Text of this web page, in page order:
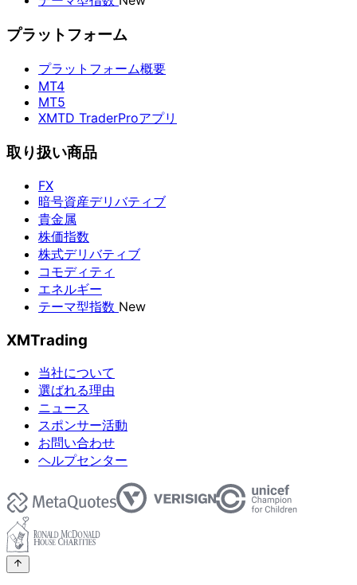
プラットフォーム
プラットフォーム概要
MT4
MT5
XMTD TraderProアプリ
取り扱い商品
FX
暗号資産デリバティブ
貴金属
株価指数
株式デリバティブ
コモディティ
エネルギー
テーマ型指数 New
XMTrading
当社について
選ばれる理由
ニュース
スポンサー活動
お問い合わせ
ヘルプセンター